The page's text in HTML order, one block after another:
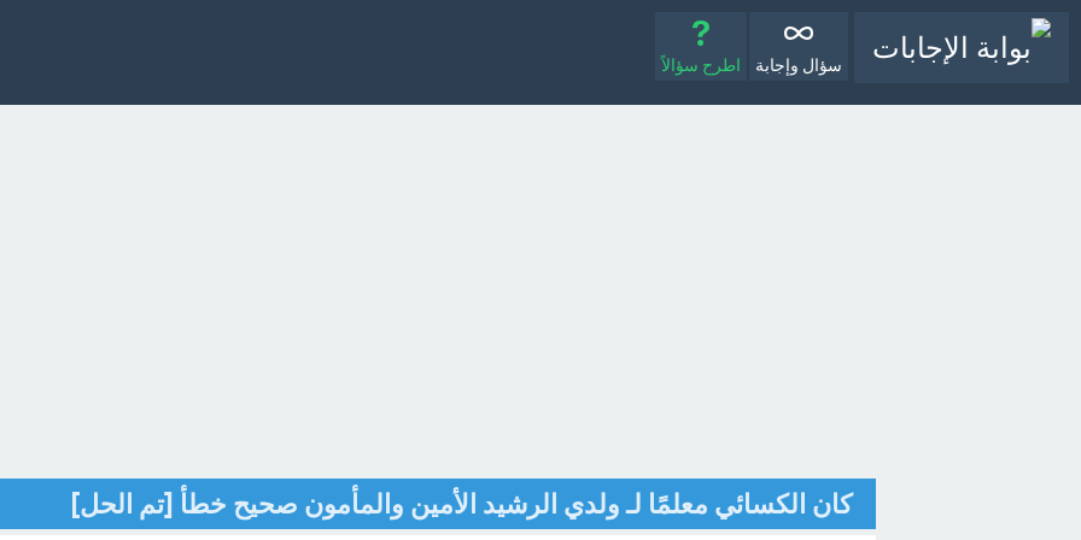
سؤال وإجابة اطرح سؤالاً
كان الكسائي معلمًا لـ ولدي الرشيد الأمين والمأمون صحيح خطأ [تم الحل]